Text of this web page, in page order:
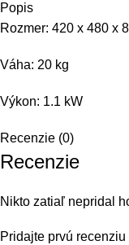
Popis
Rozmer: 420 x 480 x
Váha: 20 kg
Výkon: 1.1 kW
Recenzie (0)
Recenzie
Nikto zatiaľ nepridal
Pridajte prvú recenziu